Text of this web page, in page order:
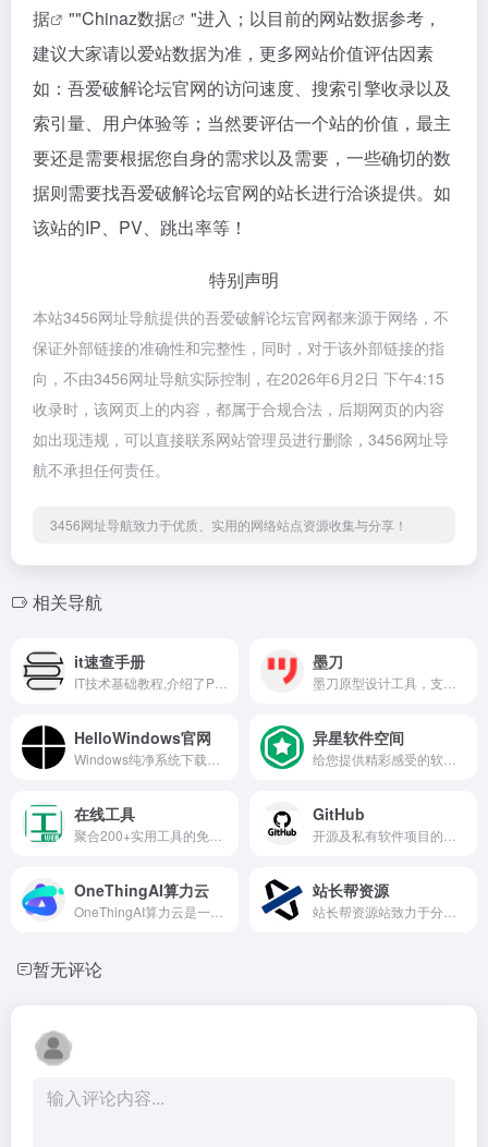
据
""Chinaz数据
"进入；以目前的网站数据参考，
建议大家请以爱站数据为准，更多网站价值评估因素
如：吾爱破解论坛官网的访问速度、搜索引擎收录以及
索引量、用户体验等；当然要评估一个站的价值，最主
要还是需要根据您自身的需求以及需要，一些确切的数
据则需要找吾爱破解论坛官网的站长进行洽谈提供。如
该站的IP、PV、跳出率等！
特别声明
本站3456网址导航提供的吾爱破解论坛官网都来源于网络，不
保证外部链接的准确性和完整性，同时，对于该外部链接的指
向，不由3456网址导航实际控制，在2026年6月2日 下午4:15
收录时，该网页上的内容，都属于合规合法，后期网页的内容
如出现违规，可以直接联系网站管理员进行删除，3456网址导
航不承担任何责任。
3456网址导航致力于优质、实用的网络站点资源收集与分享！
相关导航
it速查手册 墨刀
HelloWindows官网 异星软件空间
在线工具 GitHub
OneThingAI算力云 站长帮资源
暂无评论